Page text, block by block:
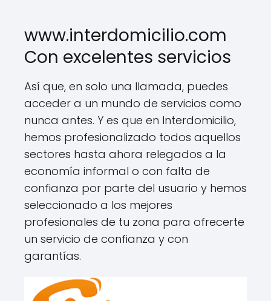
www.interdomicilio.com
Con excelentes servicios
Así que, en solo una llamada, puedes
acceder a un mundo de servicios como
nunca antes. Y es que en Interdomicilio,
hemos profesionalizado todos aquellos
sectores hasta ahora relegados a la
economía informal o con falta de
confianza por parte del usuario y hemos
seleccionado a los mejores
profesionales de tu zona para ofrecerte
un servicio de confianza y con
garantías.